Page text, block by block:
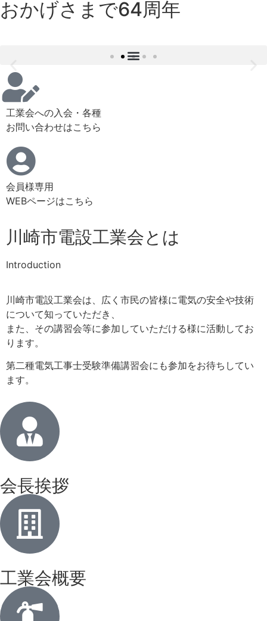
おかげさまで64周年
変えれられる 地球のみらい。
私たち、川崎市電設工業会は地球にやさしいエネルギーを目指し
ます。
工業会への入会・各種
お問い合わせはこちら
会員様専用
WEBページはこちら
川崎市電設工業会とは
Introduction
川崎市電設工業会は、広く市民の皆様に電気の安全や技術
について知っていただき、
また、その講習会等に参加していただける様に活動してお
ります。
第二種電気工事士受験準備講習会にも参加をお待ちしてい
ます。
会長挨拶
工業会概要